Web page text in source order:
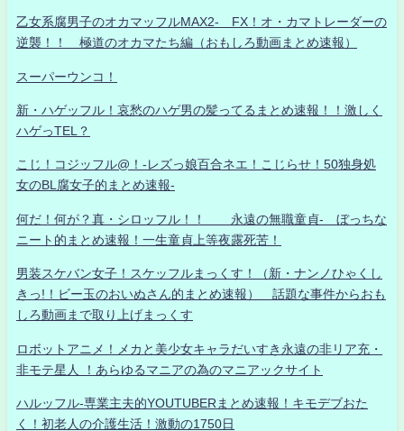
乙女系腐男子のオカマッフルMAX2- FX！オ・カマトレーダーの
逆襲！！ 極道のオカマたち編（おもしろ動画まとめ速報）
スーパーウンコ！
新・ハゲッフル！哀愁のハゲ男の髪ってるまとめ速報！！激しく
ハゲっTEL？
こじ！コジッフル@！-レズっ娘百合ネエ！こじらせ！50独身処
女のBL腐女子的まとめ速報-
何だ！何が？真・シロッフル！！ 永遠の無職童貞- ぼっちな
ニート的まとめ速報！一生童貞上等夜露死苦！
男装スケバン女子！スケッフルまっくす！（新・ナンノひゃくし
きっ!！ビー玉のおいぬさん的まとめ速報） 話題な事件からおも
しろ動画まで取り上げまっくす
ロボットアニメ！メカと美少女キャラだいすき永遠の非リア充・
非モテ星人 ！あらゆるマニアの為のマニアックサイト
ハルッフル-専業主夫的YOUTUBERまとめ速報！キモデブおた
く！初老人の介護生活！激動の1750日